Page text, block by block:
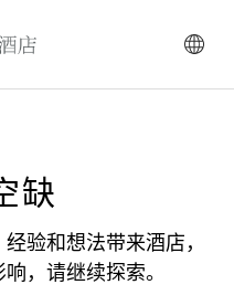
缺
验和想法带来酒店，
，请继续探索。